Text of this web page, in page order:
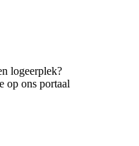
logeerplek?
op ons portaal